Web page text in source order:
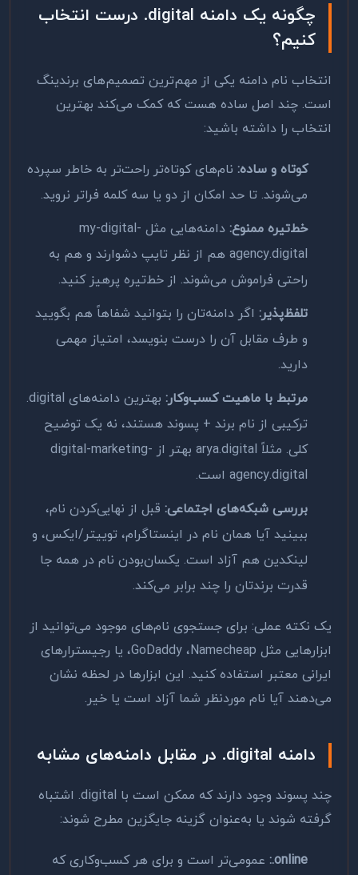
چگونه یک دامنه .digital درست انتخاب
کنیم؟
انتخاب نام دامنه یکی از مهم‌ترین تصمیم‌های برندینگ
است. چند اصل ساده هست که کمک می‌کند بهترین
انتخاب را داشته باشید:
کوتاه و ساده: نام‌های کوتاه‌تر راحت‌تر به خاطر سپرده
می‌شوند. تا حد امکان از دو یا سه کلمه فراتر نروید.
خط‌تیره ممنوع: دامنه‌هایی مثل my-digital-
agency.digital هم از نظر تایپ دشوارند و هم به
راحتی فراموش می‌شوند. از خط‌تیره پرهیز کنید.
تلفظ‌پذیر: اگر دامنه‌تان را بتوانید شفاهاً هم بگویید
و طرف مقابل آن را درست بنویسد، امتیاز مهمی
دارید.
مرتبط با ماهیت کسب‌وکار: بهترین دامنه‌های .digital
ترکیبی از نام برند + پسوند هستند، نه یک توضیح
کلی. مثلاً arya.digital بهتر از digital-marketing-
agency.digital است.
بررسی شبکه‌های اجتماعی: قبل از نهایی‌کردن نام،
ببینید آیا همان نام در اینستاگرام، توییتر/ایکس، و
لینکدین هم آزاد است. یکسان‌بودن نام در همه جا
قدرت برندتان را چند برابر می‌کند.
یک نکته عملی: برای جستجوی نام‌های موجود می‌توانید از
ابزارهایی مثل Namecheap، GoDaddy، یا رجیسترارهای
ایرانی معتبر استفاده کنید. این ابزارها در لحظه نشان
می‌دهند آیا نام موردنظر شما آزاد است یا خیر.
دامنه .digital در مقابل دامنه‌های مشابه
چند پسوند وجود دارند که ممکن است با .digital اشتباه
گرفته شوند یا به‌عنوان گزینه جایگزین مطرح شوند:
.online
: عمومی‌تر است و برای هر کسب‌وکاری که